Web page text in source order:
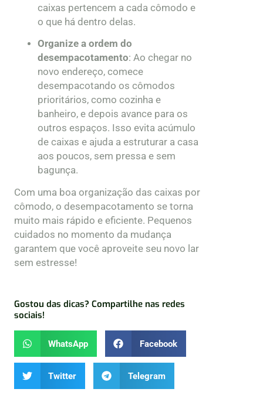
caixas pertencem a cada cômodo e
o que há dentro delas.
Organize a ordem do
desempacotamento: Ao chegar no
novo endereço, comece
desempacotando os cômodos
prioritários, como cozinha e
banheiro, e depois avance para os
outros espaços. Isso evita acúmulo
de caixas e ajuda a estruturar a casa
aos poucos, sem pressa e sem
bagunça.
Com uma boa organização das caixas por
cômodo, o desempacotamento se torna
muito mais rápido e eficiente. Pequenos
cuidados no momento da mudança
garantem que você aproveite seu novo lar
sem estresse!
Gostou das dicas? Compartilhe nas redes
sociais!
WhatsApp Facebook
Twitter Telegram